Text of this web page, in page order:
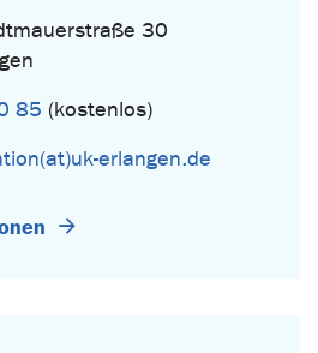
30
85 (kostenlos)
erlangen.de